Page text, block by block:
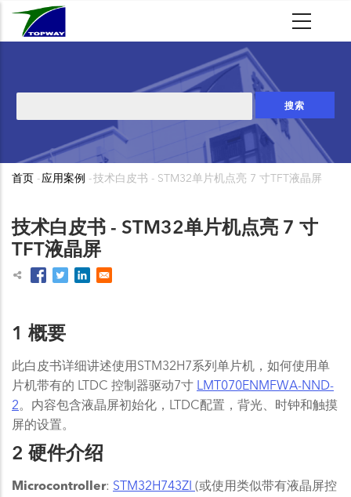
索
包
屑
首页 - 应用案例 -技术白皮书 - STM32单片机点亮 7 寸TFT液晶屏
技术白皮书 - STM32单片机点亮 7 寸
TFT液晶屏
1 概要
此白皮书详细讲述使用STM32H7系列单片机，如何使用单
片机带有的 LTDC 控制器驱动7寸
LMT070ENMFWA-NND-
2 。内容包含液晶屏初始化，LTDC配置，背光、时钟和触摸
屏的设置。
2 硬件介绍
Microcontroller: STM32H743ZI (或使用类似带有液晶屏控